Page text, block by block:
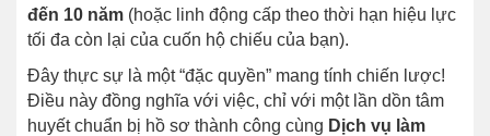
đến 10 năm (hoặc linh động cấp theo thời hạn hiệu lực
tối đa còn lại của cuốn hộ chiếu của bạn).
Đây thực sự là một “đặc quyền” mang tính chiến lược!
Điều này đồng nghĩa với việc, chỉ với một lần dồn tâm
huyết chuẩn bị hồ sơ thành công cùng Dịch vụ làm